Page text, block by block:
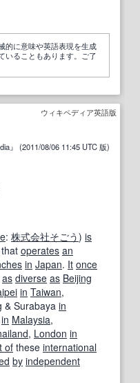
的に意味や英語表現を生成
いることもあります。ご了
ウィキペディア英語版
』 (2011/08/06 11:45 UTC 版)
: 株式会社そごう) is
that operates an
in Japan. It once
as diverse as Beijing
in Taiwan,
& Surabaya in
in Malaysia,
, London in
of these international
by independent